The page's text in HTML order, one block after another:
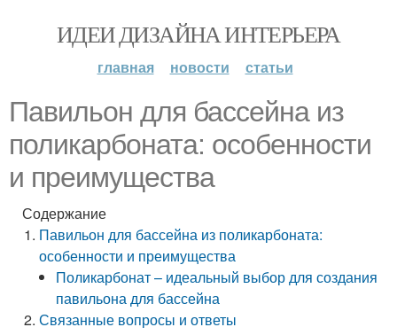
ИДЕИ ДИЗАЙНА ИНТЕРЬЕРА
главная новости статьи
Павильон для бассейна из
поликарбоната: особенности
и преимущества
Содержание
Павильон для бассейна из поликарбоната:
особенности и преимущества
Поликарбонат – идеальный выбор для создания
павильона для бассейна
Связанные вопросы и ответы